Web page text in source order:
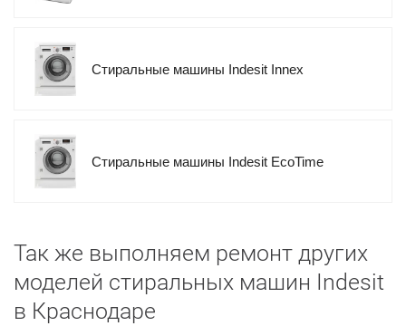
Стиральные машины Indesit Innex
Стиральные машины Indesit EcoTime
Так же выполняем ремонт других
моделей стиральных машин Indesit
в Краснодаре